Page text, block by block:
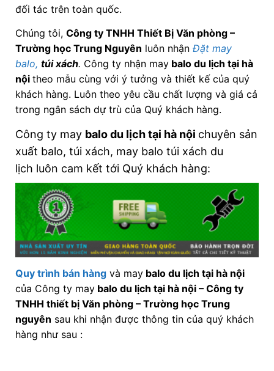
đối tác trên toàn quốc.
Chúng tôi, Công ty TNHH Thiết Bị Văn phòng –
Trường học Trung Nguyên luôn nhận Đặt may
balo, túi xách. Công ty nhận maybalo du lịch tại hà
nội theo mẫu cùng với ý tưởng và thiết kế của quý
khách hàng. Luôn theo yêu cầu chất lượng và giá cả
trong ngân sách dự trù của Quý khách hàng.
Công ty may balo du lịch tại hà nội chuyên sản
xuất balo, túi xách, may balo túi xách du
lịch luôn cam kết tới Quý khách hàng:
Quy trình bán hàngvà maybalo du lịch tại hà nội
của Công ty maybalo du lịch tại hà nội – Công ty
TNHH thiết bị Văn phòng – Trường học Trung
nguyên sau khi nhận được thông tin của quý khách
hàng như sau :